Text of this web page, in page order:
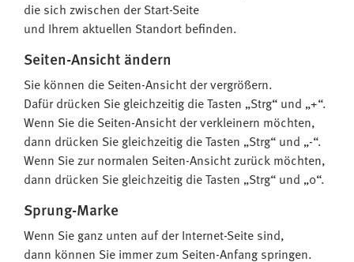
die sich zwischen der Start-Seite
und Ihrem aktuellen Standort befinden.
Seiten-Ansicht ändern
Sie können die Seiten-Ansicht der vergrößern.
Dafür drücken Sie gleichzeitig die Tasten „Strg“ und „+“.
Wenn Sie die Seiten-Ansicht der verkleinern möchten,
dann drücken Sie gleichzeitig die Tasten „Strg“ und „-“.
Wenn Sie zur normalen Seiten-Ansicht zurück möchten,
dann drücken Sie gleichzeitig die Tasten „Strg“ und „0“.
Sprung-Marke
Wenn Sie ganz unten auf der Internet-Seite sind,
dann können Sie immer zum Seiten-Anfang springen.